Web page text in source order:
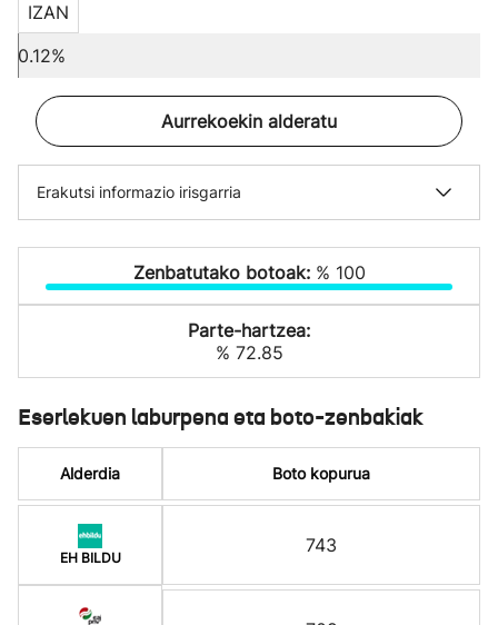
IZAN
0.12%
Aurrekoekin alderatu
Erakutsi informazio irisgarria
Zenbatutako botoak: % 100
Parte-hartzea:
% 72.85
Eserlekuen laburpena eta boto-zenbakiak
Alderdia
EH BILDU
Boto kopurua
743